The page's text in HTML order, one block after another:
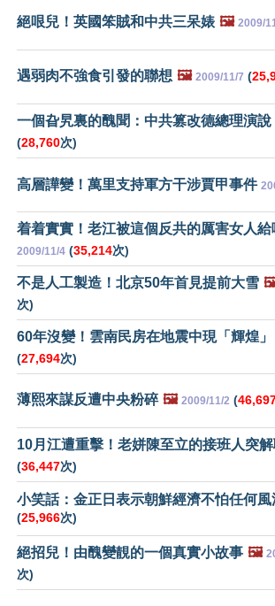
絕哏兒！英國笨賊和中共三呆婊 🖼️ 2009/
遇弱肉不強食引發的聯想 🖼️ 2009/11/7 (
一個旮旯裏的醜聞：中共篡改德總理演說
(28,760次)
高層譁變！萬里支持軍方干涉賈甲事件
着着實實！老江被這個反共的厲害女人給
2009/11/4 (35,214次)
不是人工製造！北京50年首見提前大雪
次)
60年沒變！雲南民房在地震中現「輝煌」
(27,694次)
薄熙來謀反遭中央粉碎 🖼️ 2009/11/2 (
10月江遭重擊！老姘陳至立的接班人突
(36,447次)
小笑話：金正日表示朝鮮經濟不怕任何風
(25,966次)
絕招兒！由醜變靚的一個真實小故事 🖼️
次)